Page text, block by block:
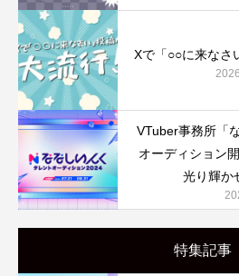
Xで「○○に来なさ
VTuber事務所「
オーディション
光り輝か
特集記事